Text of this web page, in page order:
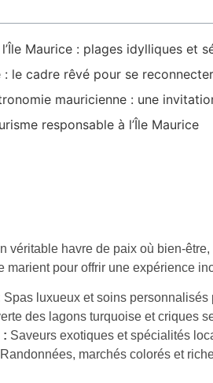
Maurice : plages idylliques et
le cadre rêvé pour se reconnecter
mauricienne : une
responsable à l’Île Maurice
véritable havre de paix où bien-
marient pour offrir une expérience
Spas luxueux et soins
des lagons turquoise et criques
: Saveurs exotiques et spécialités
Randonnées, marchés colorés et